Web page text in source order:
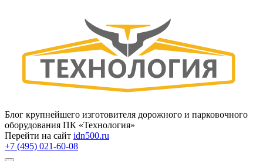
Блог крупнейшего изготовителя дорожного и парковочного
оборудования ПК «Технология»
Перейти на сайт idn500.ru
+7 (495) 021-60-08